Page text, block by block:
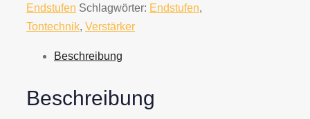
Achat
Amprack
Endstufen Schlagwörter: Endstufen,
Tontechnik, Verstärker
Beschreibung
Beschreibung